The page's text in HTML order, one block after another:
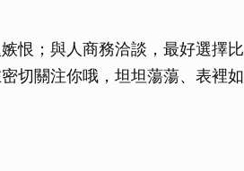
恨；與人商務洽談，最好選擇比
切關注你哦，坦坦蕩蕩、表裡如